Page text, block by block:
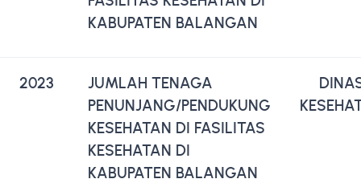
KABUPATEN BALANGAN
2023
JUMLAH TENAGA
PENUNJANG/PENDUKUNG
KESEHATAN DI FASILITAS
KESEHATAN DI
KABUPATEN BALANGAN